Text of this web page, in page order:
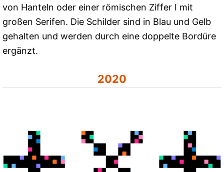
von Hanteln oder einer römischen Ziffer I mit
großen Serifen. Die Schilder sind in Blau und Gelb
gehalten und werden durch eine doppelte Bordüre
ergänzt.
2020